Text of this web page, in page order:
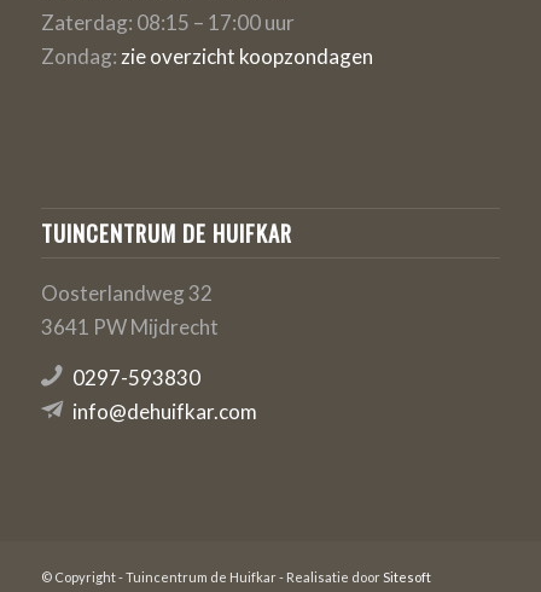
Zaterdag: 08:15 – 17:00 uur
Zondag: zie overzicht koopzondagen
TUINCENTRUM DE HUIFKAR
Oosterlandweg 32
3641 PW Mijdrecht
0297-593830
info@dehuifkar.com
© Copyright - Tuincentrum de Huifkar - Realisatie door Sitesoft